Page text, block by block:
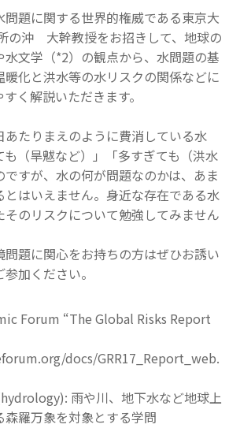
題に関する世界的権威である東京大
の沖 大幹教授をお招きして、地球の
水文学（*2）の観点から、水問題の基
化と洪水等の水リスクの関係などに
く解説いただきます。
たりまえのように費消している水
も（旱魃など）」「多すぎても（洪水
すが、水の何が問題なのかは、あま
とはいえません。身近な存在である水
そのリスクについて勉強してみません
題に関心をお持ちの方はぜひお誘い
加ください。
Forum “The Global Risks Report
docs/GRR17_Report_web.
雨や川、地下水など地球上
森羅万象を対象とする学問